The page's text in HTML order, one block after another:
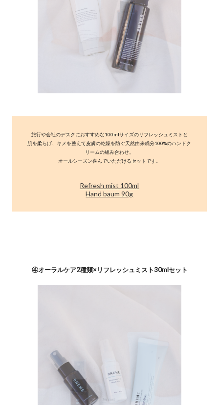
旅行や会社のデスクにおすすめな100mlサイズのリフレッシュミストと
肌を柔らげ、キメを整えて皮膚の乾燥を防ぐ天然由来成分100%のハンドク
リームの組み合わせ。
オールシーズン喜んでいただけるセットです。
Refresh mist 100ml
Hand baum 90g
④オーラルケア2種類×リフレッシュミスト30mlセット